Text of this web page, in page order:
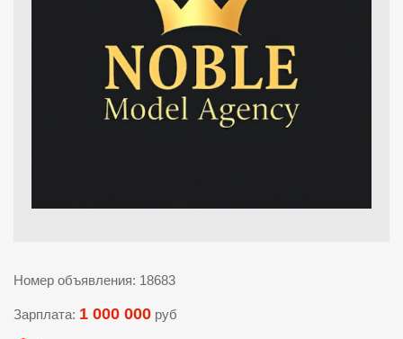
Номер объявления: 18683
Зарплата: 1 000 000 руб